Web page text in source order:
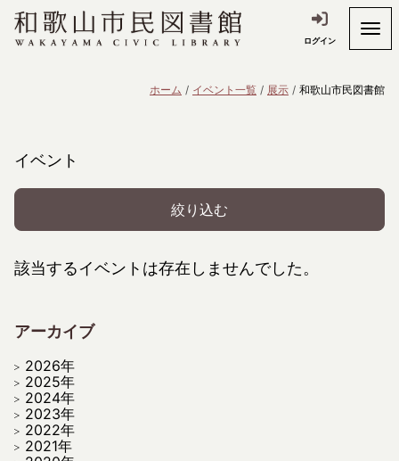
ログイン
ホーム イベント一覧 展示 和歌山市民図書館
イベント
絞り込む
該当するイベントは存在しませんでした。
アーカイブ
2026年
2025年
2024年
2023年
2022年
2021年